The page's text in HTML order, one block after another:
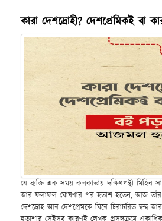
কারা দেশদ্রোহী? দেশপ্রেমিকই বা
যে ব্যক্তি এক সময় কলকাতায় দক্ষিণপন্থী মিহির
আর ফলাফল ঘোষণার পর হতাশ হতেন, আজ তাঁর
দেশদ্রোহ আর দেশপ্রেমকে ঘিরে চিরাচরিত দ্বন্দ্ব